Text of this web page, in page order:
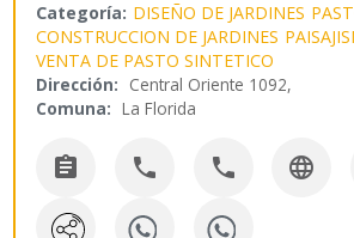
Categoría: DISEÑO DE JARDINES
CONSTRUCCION DE JARDINES
VENTA DE PASTO SINTETICO
Dirección: Central Oriente 1092,
Comuna: La Florida
   